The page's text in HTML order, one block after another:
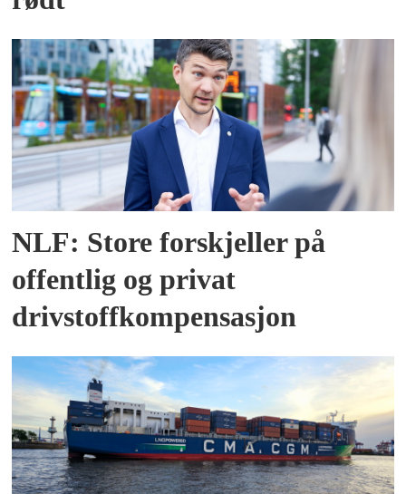
NLF: Store forskjeller på
offentlig og privat
drivstoffkompensasjon